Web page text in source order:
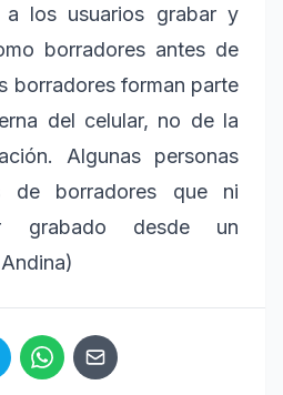
los usuarios grabar y
borradores antes de
borradores forman parte
del celular, no de la
Algunas personas
de borradores que ni
grabado desde un